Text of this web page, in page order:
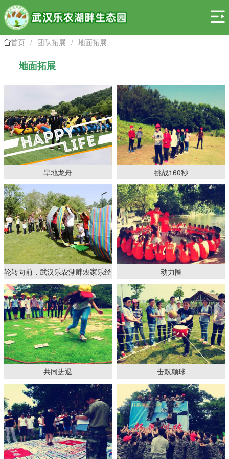

首页 / 团队拓展 / 地面拓展
地面拓展
旱地龙舟 挑战160秒
轮转向前，武汉乐农湖畔农家乐经
典团建拓展项目
动力圈
共同进退 击鼓颠球